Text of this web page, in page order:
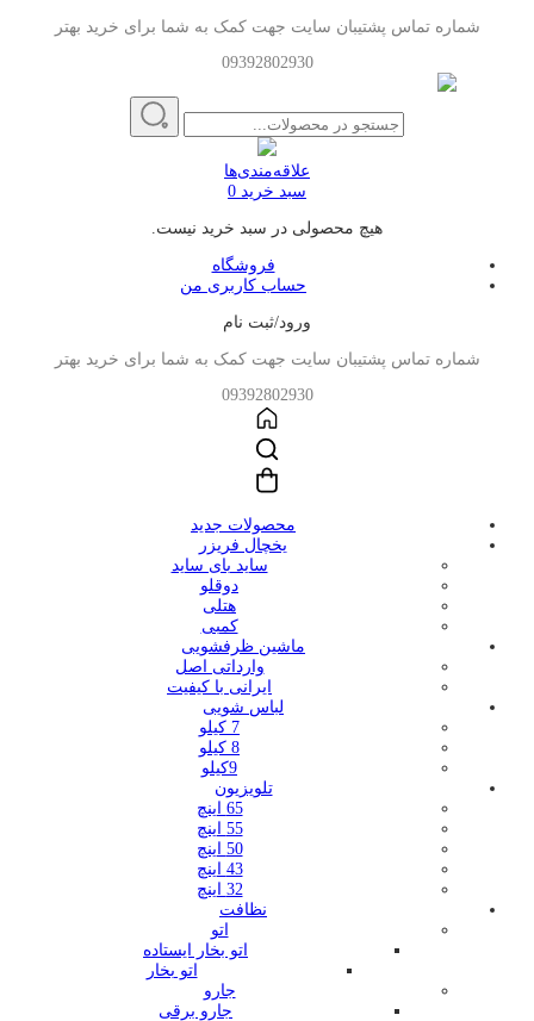
شماره تماس پشتیبان سایت جهت کمک به شما برای خرید بهتر
09392802930
علاقه‌مندی‌ها
سبد خرید 0
هیچ محصولی در سبد خرید نیست.
فروشگاه
حساب کاربری من
ورود/ثبت نام
شماره تماس پشتیبان سایت جهت کمک به شما برای خرید بهتر
09392802930
محصولات جدید
یخچال فریزر
ساید بای ساید
دوقلو
هتلی
کمبی
ماشین ظرفشویی
وارداتی اصل
ایرانی با کیفیت
لباس شویی
7 کیلو
8 کیلو
9کیلو
تلویزیون
65 اینچ
55 اینچ
50 اینچ
43 اینچ
32 اینچ
نظافت
اتو
اتو بخار ایستاده
اتو بخار
جارو
جارو برقی